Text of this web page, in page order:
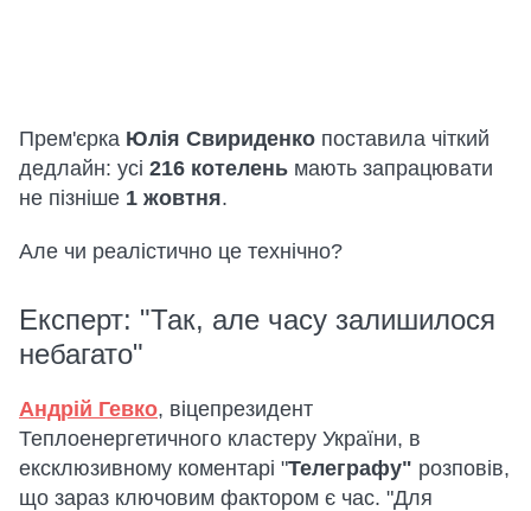
Прем'єрка Юлія Свириденко поставила чіткий
дедлайн: усі 216 котелень мають запрацювати
не пізніше 1 жовтня.
Але чи реалістично це технічно?
Експерт: "Так, але часу залишилося
небагато"
Андрій Гевко, віцепрезидент
Теплоенергетичного кластеру України, в
ексклюзивному коментарі "Телеграфу" розповів,
що зараз ключовим фактором є час. "Для